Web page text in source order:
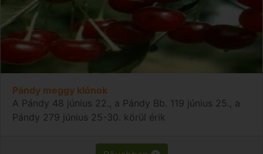
Pándy meggy klónok
A Pándy 48 június 22., a Pándy Bb. 119 június 25., a
Pándy 279 június 25-30. körül érik